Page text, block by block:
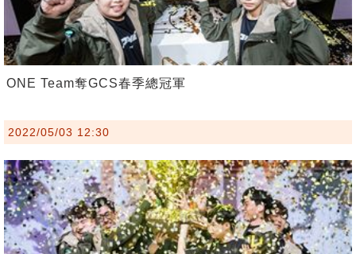
ONE Team奪GCS春季總冠軍
2022/05/03 12:30